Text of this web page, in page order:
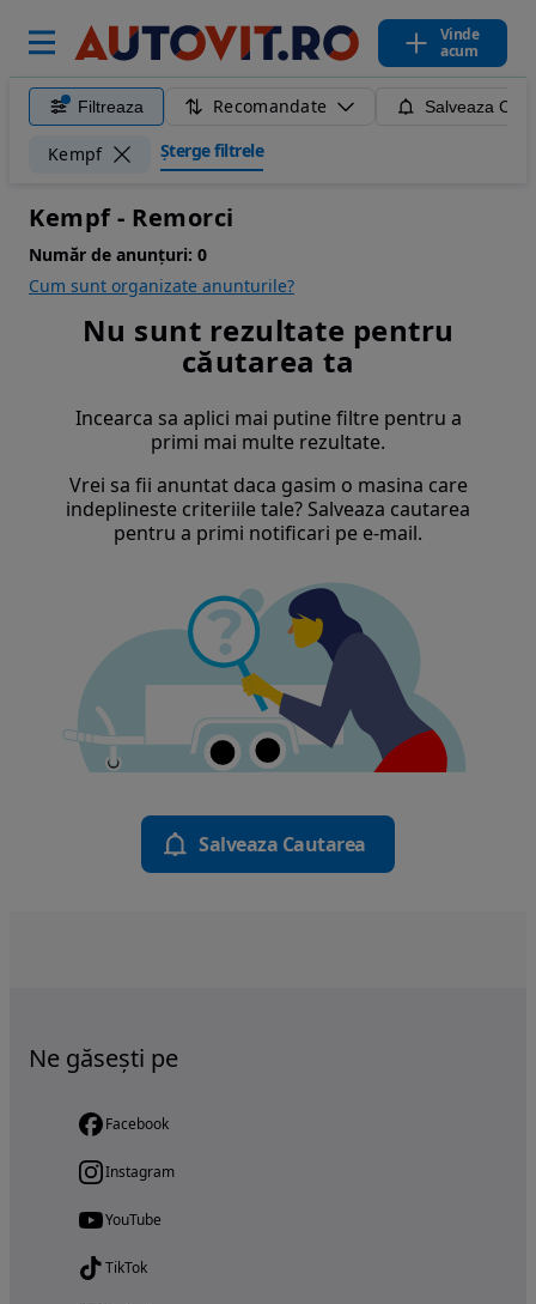
Vinde
acum
Filtreaza Recomandate Salveaza
Kempf Șterge filtrele
Kempf - Remorci
Număr de anunțuri: 0
Cum sunt organizate anunturile?
Nu sunt rezultate pentru
căutarea ta
Incearca sa aplici mai putine filtre pentru a
primi mai multe rezultate.
Vrei sa fii anuntat daca gasim o masina care
indeplineste criteriile tale? Salveaza cautarea
pentru a primi notificari pe e-mail.
Salveaza Cautarea
Ne găsești pe
Facebook
Instagram
YouTube
TikTok